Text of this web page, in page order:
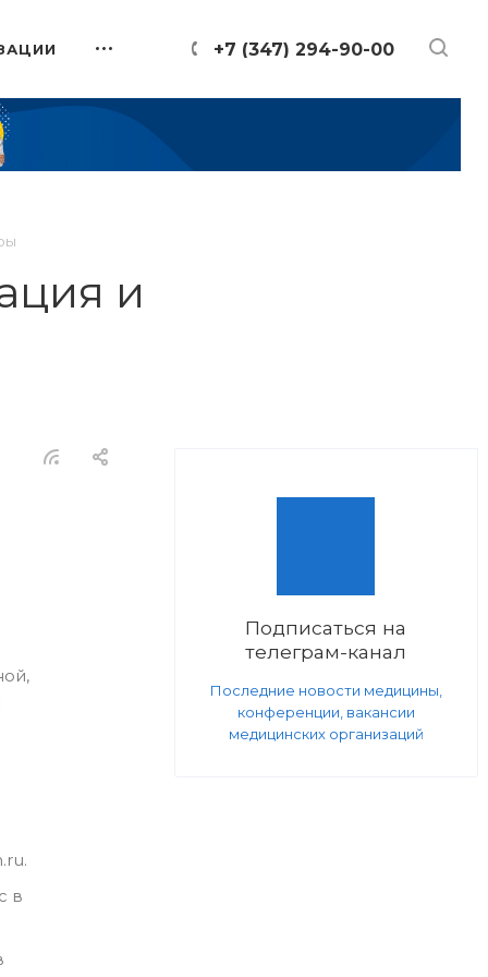
+7 (347) 294-90-00
и
в
Подписаться на
телеграм-канал
Последние новости медицины,
конференции, вакансии
медицинских организаций